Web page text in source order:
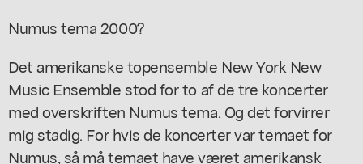
Numus tema 2000?
Det amerikanske topensemble New York New
Music Ensemble stod for to af de tre koncerter
med overskriften Numus tema. Og det forvirrer
mig stadig. For hvis de koncerter var temaet for
Numus, så må temaet have været amerikansk